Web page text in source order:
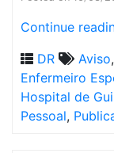
Continue
DR
Aviso,
Enfermeiro
Hospital de
Pessoal,